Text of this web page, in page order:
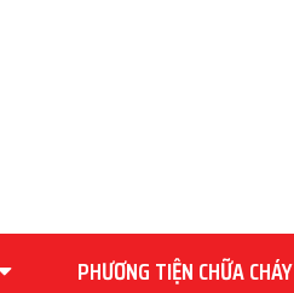
PHƯƠNG TIỆN CHỮA CHÁY